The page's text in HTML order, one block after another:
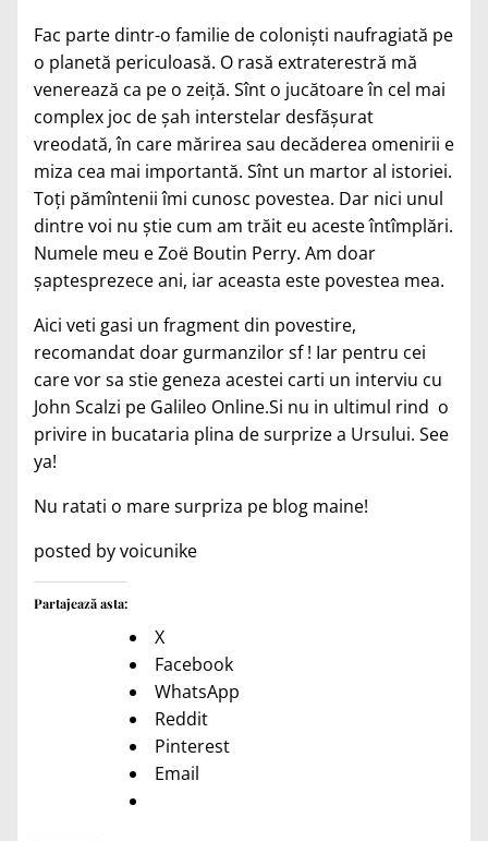
Fac parte dintr-o familie de colonişti naufragiată pe
o planetă periculoasă. O rasă extraterestră mă
venerează ca pe o zeiţă. Sînt o jucătoare în cel mai
complex joc de şah interstelar desfăşurat
vreodată, în care mărirea sau decăderea omenirii e
miza cea mai importantă. Sînt un martor al istoriei.
Toţi pămîntenii îmi cunosc povestea. Dar nici unul
dintre voi nu ştie cum am trăit eu aceste întîmplări.
Numele meu e Zoë Boutin Perry. Am doar
şaptesprezece ani, iar aceasta este povestea mea.
Aici veti gasi un fragment din povestire,
recomandat doar gurmanzilor sf ! Iar pentru cei
care vor sa stie geneza acestei carti un interviu cu
John Scalzi pe Galileo Online.Si nu in ultimul rind o
privire in bucataria plina de surprize a Ursului. See
ya!
Nu ratati o mare surpriza pe blog maine!
posted by voicunike
Partajează asta:
X
Facebook
WhatsApp
Reddit
Pinterest
Email